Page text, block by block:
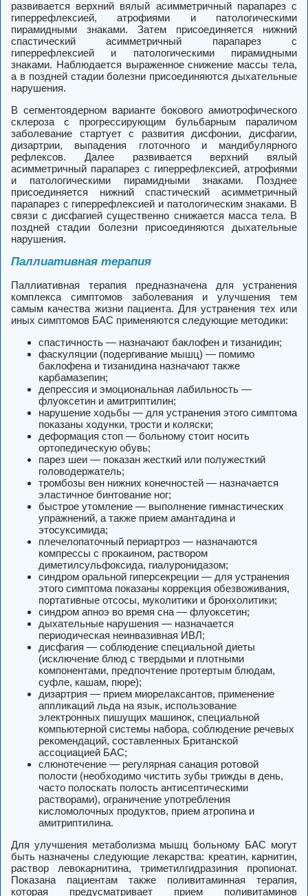
развивается верхний вялый асимметричный парапарез с
гиперрефлексией, атрофиями и патологическими
пирамидными знаками. Затем присоединяется нижний
спастический асимметричный парапарез с
гиперрефлексией и патологическими пирамидными
знаками. Наблюдается выраженное снижение массы тела,
а в поздней стадии болезни присоединяются дыхательные
нарушения.
В сегментоядерном варианте бокового амиотрофического
склероза с прогрессирующим бульбарным параличом
заболевание стартует с развития дисфонии, дисфагии,
дизартрии, выпадения глоточного и мандибулярного
рефлексов. Далее развивается верхний вялый
асимметричный парапарез с гиперрефлексией, атрофиями
и патологическими пирамидными знаками. Позднее
присоединяется нижний спастический асимметричный
парапарез с гиперрефлексией и патологическим знаками. В
связи с дисфагией существенно снижается масса тела. В
поздней стадии болезни присоединяются дыхательные
нарушения.
Паллиативная терапия
Паллиативная терапия предназначена для устранения
комплекса симптомов заболевания и улучшения тем
самым качества жизни пациента. Для устранения тех или
иных симптомов БАС применяются следующие методики:
спастичность — назначают баклофен и тизанидин;
фаскуляции (подергивание мышц) — помимо
баклофена и тизанидина назначают также
карбамазепин;
депрессия и эмоциональная лабильность —
флуоксетин и амитриптилин;
нарушение ходьбы — для устранения этого симптома
показаны ходунки, трости и коляски;
деформация стоп — больному стоит носить
ортопедическую обувь;
парез шеи — показан жесткий или полужесткий
головодержатель;
тромбозы вен нижних конечностей — назначается
эластичное бинтование ног;
быстрое утомление — выполнение гимнастических
упражнений, а также прием амантадина и
этосуксимида;
плечелопаточный периартроз — назначаются
компрессы с прокаином, раствором
диметилсульфоксида, гиалуронидазом;
синдром оральной гиперсекреции — для устранения
этого симптома показаны коррекция обезвоживания,
портативные отсосы, муколитики и бронхолитики;
синдром апноэ во время сна — флуоксетин;
дыхательные нарушения — назначается
периодическая неинвазивная ИВЛ;
дисфагия — соблюдение специальной диеты
(исключение блюд с твердыми и плотными
компонентами, предпочтение протертым блюдам,
суфле, кашам, пюре);
дизартрия — прием миорелаксантов, применение
аппликаций льда на язык, использование
электронных пишущих машинок, специальной
компьютерной системы набора, соблюдение речевых
рекомендаций, составленных Британской
ассоциацией БАС;
слюнотечение — регулярная санация ротовой
полости (необходимо чистить зубы трижды в день,
часто полоскать полость антисептическими
растворами), ограничение употребления
кисломолочных продуктов, прием атропина и
амитриптилина.
Для улучшения метаболизма мышц больному БАС могут
быть назначены следующие лекарства: креатин, карнитин,
раствор левокарнитина, триметилгидразиния пропионат.
Показана пациентам также поливитаминная терапия,
которая предусматривает прием поливитаминов